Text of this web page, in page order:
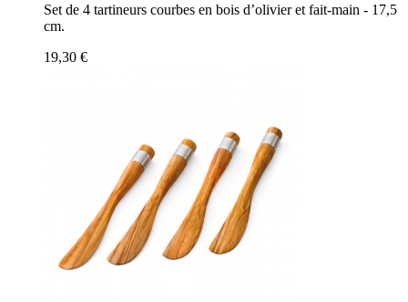
Set de 4 tartineurs courbes en bois d’olivier et fait-main - 17,5
cm.
19,30 €